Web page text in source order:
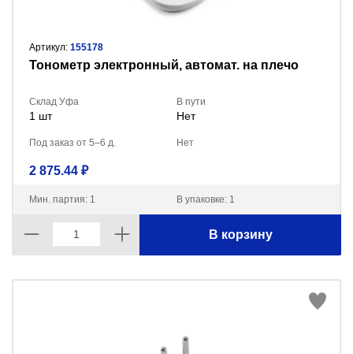
Артикул: 155178
Тонометр электронный, автомат. на плечо
Склад Уфа
1 шт
В пути
Нет
Под заказ от 5–6 д. Нет
2 875.44 ₽
Мин. партия: 1 В упаковке: 1
В корзину